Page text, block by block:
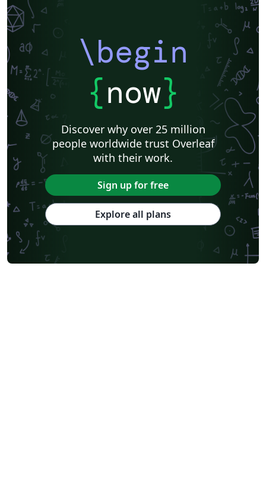
\begin
{now}
Discover why over 25 million
people worldwide trust Overleaf
with their work.
Sign up for free
Explore all plans